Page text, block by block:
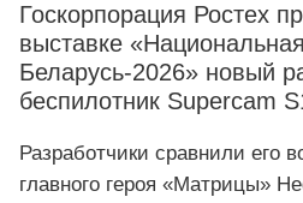
Госкорпорация Ростех
выставке
Беларусь-2026» новый
беспилотник Supercam
Разработчики сравнили его
главного героя «Матрицы»